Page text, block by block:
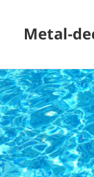
Metal-